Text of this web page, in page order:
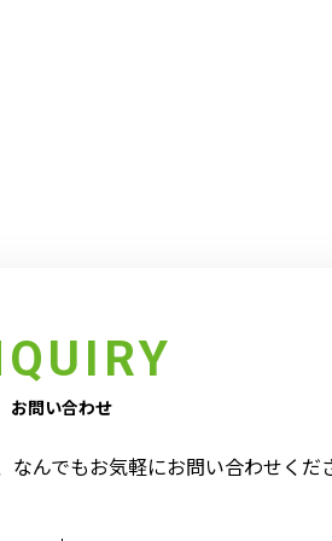
お問い合わせ
なんでもお気軽にお問い合わせくだ